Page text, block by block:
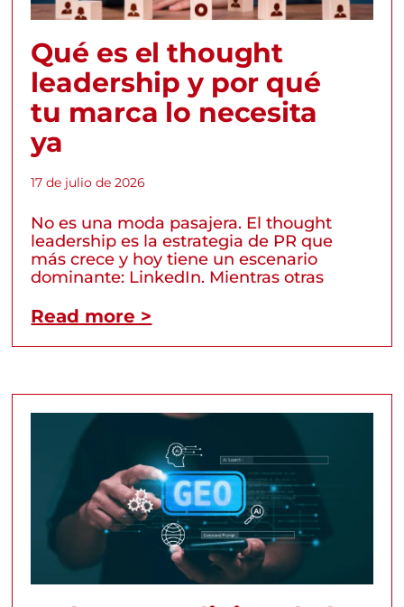
Qué es el thought
leadership y por qué
tu marca lo necesita
ya
17 de julio de 2026
No es una moda pasajera. El thought
leadership es la estrategia de PR que
más crece y hoy tiene un escenario
dominante: LinkedIn. Mientras otras
Read more >